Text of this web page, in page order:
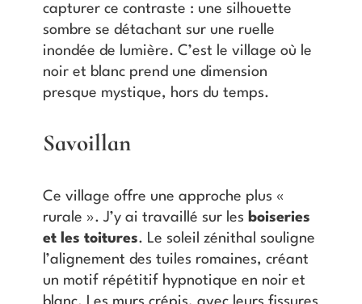
capturer ce contraste : une silhouette
sombre se détachant sur une ruelle
inondée de lumière. C’est le village où le
noir et blanc prend une dimension
presque mystique, hors du temps.
Savoillan
Ce village offre une approche plus «
rurale ». J’y ai travaillé sur les boiseries
et les toitures. Le soleil zénithal souligne
l’alignement des tuiles romaines, créant
un motif répétitif hypnotique en noir et